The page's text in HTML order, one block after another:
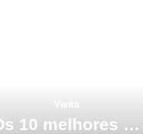
Os 10 melhores lugares para visitar em Vila do Conde